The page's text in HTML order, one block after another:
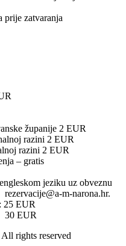
prije zatvaranja
županije 2 EUR
razini 2 EUR
razini 2 EUR
– gratis
jeziku uz obveznu
m-narona.hr.
25 EUR
30 EUR
rights reserved